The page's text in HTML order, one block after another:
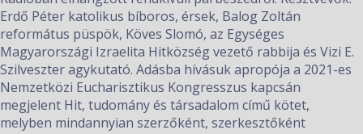
Erdő Péter katolikus bíboros, érsek, Balog Zoltán
református püspök, Köves Slomó, az Egységes
Magyarországi Izraelita Hitközség vezető rabbija és Vizi E.
Szilveszter agykutató. Adásba hívásuk apropója a 2021-es
Nemzetközi Eucharisztikus Kongresszus kapcsán
megjelent Hit, tudomány és társadalom című kötet,
melyben mindannyian szerzőként, szerkesztőként